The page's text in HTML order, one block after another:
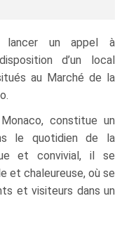
lancer un appel à
d’un local
au Marché de la
constitue un
le quotidien de la
et convivial, il se
et chaleureuse, où se
et visiteurs dans un